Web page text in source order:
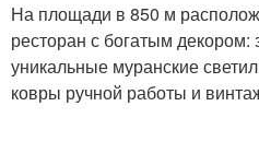
На площади в 850 м
ресторан с богатым
уникальные муранские
ковры ручной работы и